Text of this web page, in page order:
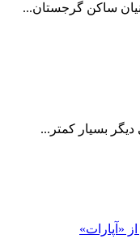
بسیار کمتر...
«آپارات»